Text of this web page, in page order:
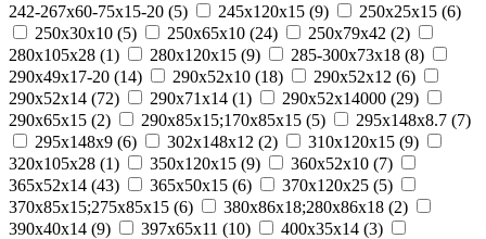
242-267x60-75x15-20 (5) 245x120x15 (9) 250x25x15 (6)
250x30x10 (5) 250x65x10 (24) 250х79х42 (2)
280x105x28 (1) 280x120x15 (9) 285-300x73x18 (8)
290x49x17-20 (14) 290x52x10 (18) 290x52x12 (6)
290x52x14 (72) 290x71x14 (1) 290х52х14000 (29)
290х65х15 (2) 290х85х15;170х85х15 (5) 295х148х8.7 (7)
295х148х9 (6) 302х148х12 (2) 310x120x15 (9)
320x105x28 (1) 350x120x15 (9) 360х52х10 (7)
365x52x14 (43) 365х50х15 (6) 370х120х25 (5)
370х85х15;275х85х15 (6) 380х86х18;280х86х18 (2)
390x40x14 (9) 397x65x11 (10) 400х35х14 (3)